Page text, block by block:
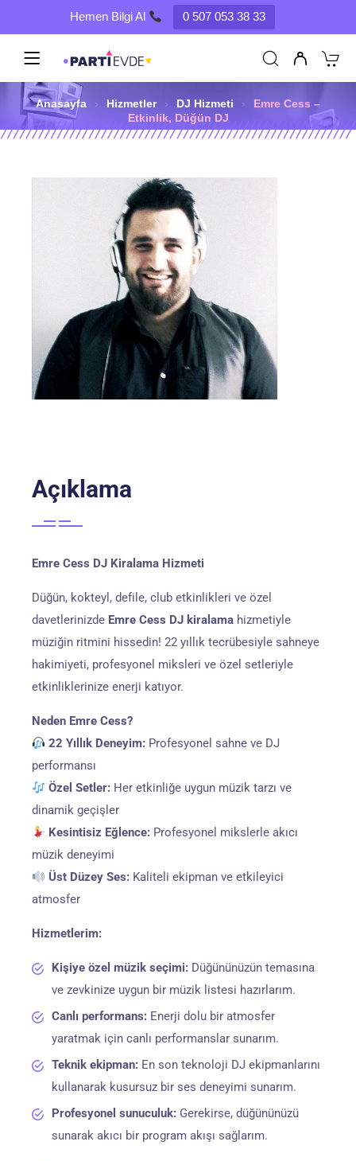
Hemen Bilgi Al 0 507 053 38 33
Anasayfa › Hizmetler › DJ Hizmeti ›
Emre Cess –
Etkinlik, Düğün DJ
Açıklama
Emre Cess DJ Kiralama Hizmeti
Düğün, kokteyl, defile, club etkinlikleri ve özel
davetlerinizde Emre Cess DJ kiralama hizmetiyle
müziğin ritmini hissedin! 22 yıllık tecrübesiyle sahneye
hakimiyeti, profesyonel miksleri ve özel setleriyle
etkinliklerinize enerji katıyor.
Neden Emre Cess?
22 Yıllık Deneyim: Profesyonel sahne ve DJ
performansı
Özel Setler: Her etkinliğe uygun müzik tarzı ve
dinamik geçişler
Kesintisiz Eğlence: Profesyonel mikslerle akıcı
müzik deneyimi
Üst Düzey Ses: Kaliteli ekipman ve etkileyici
atmosfer
Hizmetlerim:
Kişiye özel müzik seçimi: Düğününüzün temasına
ve zevkinize uygun bir müzik listesi hazırlarım.
Canlı performans: Enerji dolu bir atmosfer
yaratmak için canlı performanslar sunarım.
Teknik ekipman: En son teknoloji DJ ekipmanlarını
kullanarak kusursuz bir ses deneyimi sunarım.
Profesyonel sunuculuk: Gerekirse, düğününüzü
sunarak akıcı bir program akışı sağlarım.